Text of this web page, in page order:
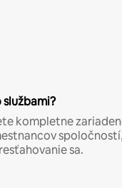
kompletne
sa.